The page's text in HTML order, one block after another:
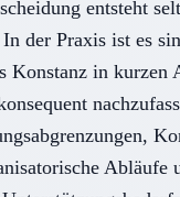
entsteht
der Praxis ist es
Konstanz in kurzen
Abläufe